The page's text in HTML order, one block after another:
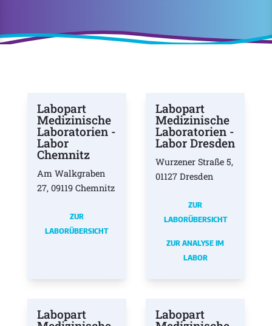
Labopart
Medizinische
Laboratorien -
Labor
Chemnitz
Am Walkgraben
27, 09119 Chemnitz
ZUR
LABORÜBERSICHT
Labopart
Medizinische
Laboratorien -
Labor Dresden
Wurzener Straße 5,
01127 Dresden
ZUR
LABORÜBERSICHT
ZUR ANALYSE IM
LABOR
Labopart Labopart